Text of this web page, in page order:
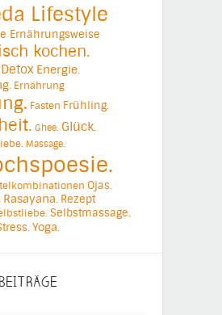
Lifestyle
Ernährungsweise
kochen.
Detox Energie.
Ernährung
Fasten Frühling.
Ghee. Glück.
Massage.
Ojas.
Rasayana. Rezept
Selbstmassage.
Yoga.